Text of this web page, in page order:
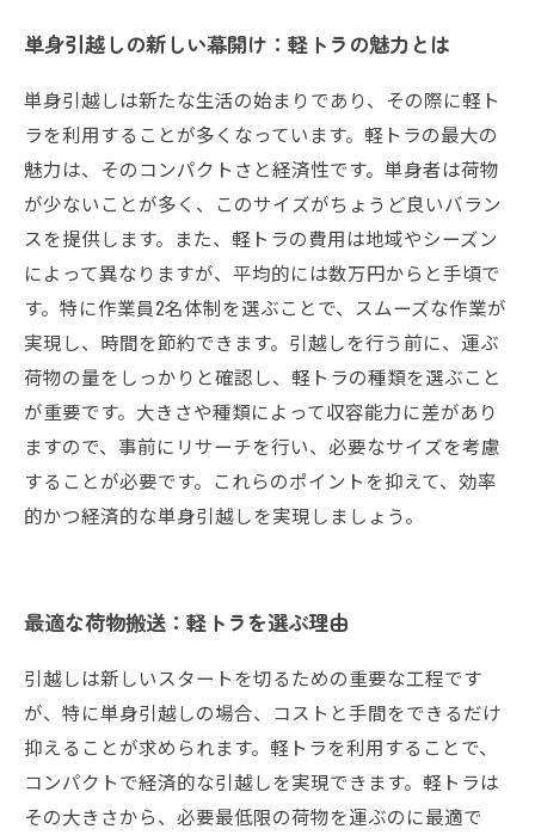
引越し成功の秘訣：計画的な予算と準備の重要
性
単身引越しの新しい幕開け：軽トラの魅力とは
単身引越しは新たな生活の始まりであり、その際に軽ト
ラを利用することが多くなっています。軽トラの最大の
魅力は、そのコンパクトさと経済性です。単身者は荷物
が少ないことが多く、このサイズがちょうど良いバラン
スを提供します。また、軽トラの費用は地域やシーズン
によって異なりますが、平均的には数万円からと手頃で
す。特に作業員2名体制を選ぶことで、スムーズな作業が
実現し、時間を節約できます。引越しを行う前に、運ぶ
荷物の量をしっかりと確認し、軽トラの種類を選ぶこと
が重要です。大きさや種類によって収容能力に差があり
ますので、事前にリサーチを行い、必要なサイズを考慮
することが必要です。これらのポイントを抑えて、効率
的かつ経済的な単身引越しを実現しましょう。
最適な荷物搬送：軽トラを選ぶ理由
引越しは新しいスタートを切るための重要な工程です
が、特に単身引越しの場合、コストと手間をできるだけ
抑えることが求められます。軽トラを利用することで、
コンパクトで経済的な引越しを実現できます。軽トラは
その大きさから、必要最低限の荷物を運ぶのに最適で